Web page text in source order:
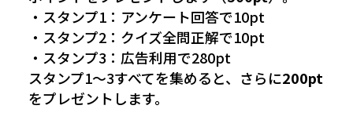
・スタンプ1：アンケート回答で10pt
・スタンプ2：クイズ全問正解で10pt
・スタンプ3：広告利用で280pt
スタンプ1〜3すべてを集めると、さらに200pt
をプレゼントします。